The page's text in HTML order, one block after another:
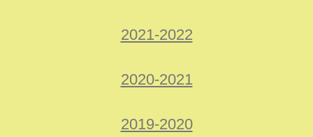
2021-2022
2020-2021
2019-2020